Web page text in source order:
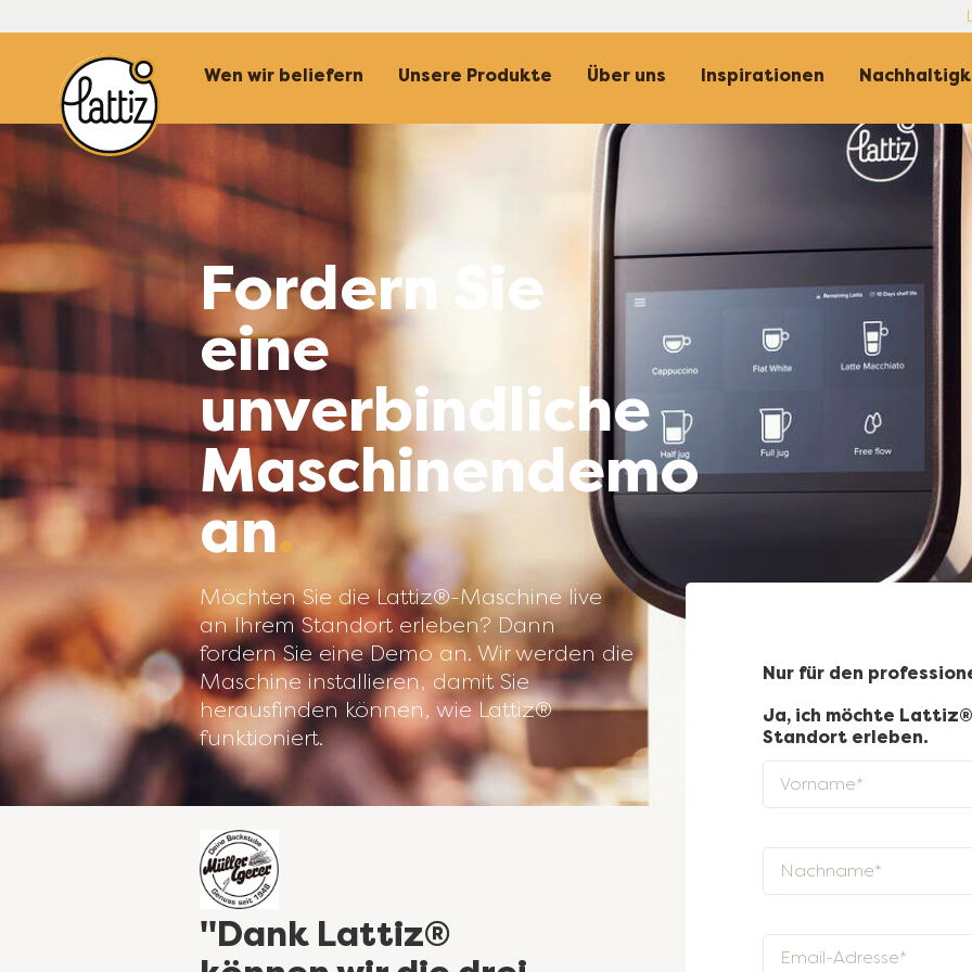
Top Navigation - DE
Wen wir beliefern Unsere Produkte Über uns Inspirationen
Fordern Sie
eine
unverbindliche
Maschinendemo
an
Möchten Sie die Lattiz®-Maschine live
an Ihrem Standort erleben? Dann
fordern Sie eine Demo an. Wir werden die
Maschine installieren, damit Sie
herausfinden können, wie Lattiz®
funktioniert.
"Dank Lattiz®
"Seit der Einführung
Nur für den
Ja, ich möchte Lattiz®
Standort erleben.
Vorname
Nachname
Email-Adresse